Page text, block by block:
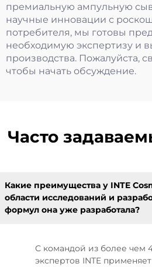
премиальную ампульную
научные инновации с
потребителя, мы готовы
необходимую экспертизу и
производства. Пожалуйста,
чтобы начать обсуждение.
Часто
Какие преимущества у INTE
области исследований и
формул она уже разработала?
С командой из более чем
экспертов INTE